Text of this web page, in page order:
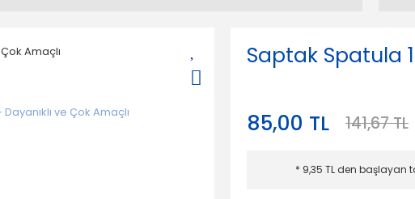
Saptak Spatula
85,00 TL 141,67 TL
* 9,35 TL den başlayan